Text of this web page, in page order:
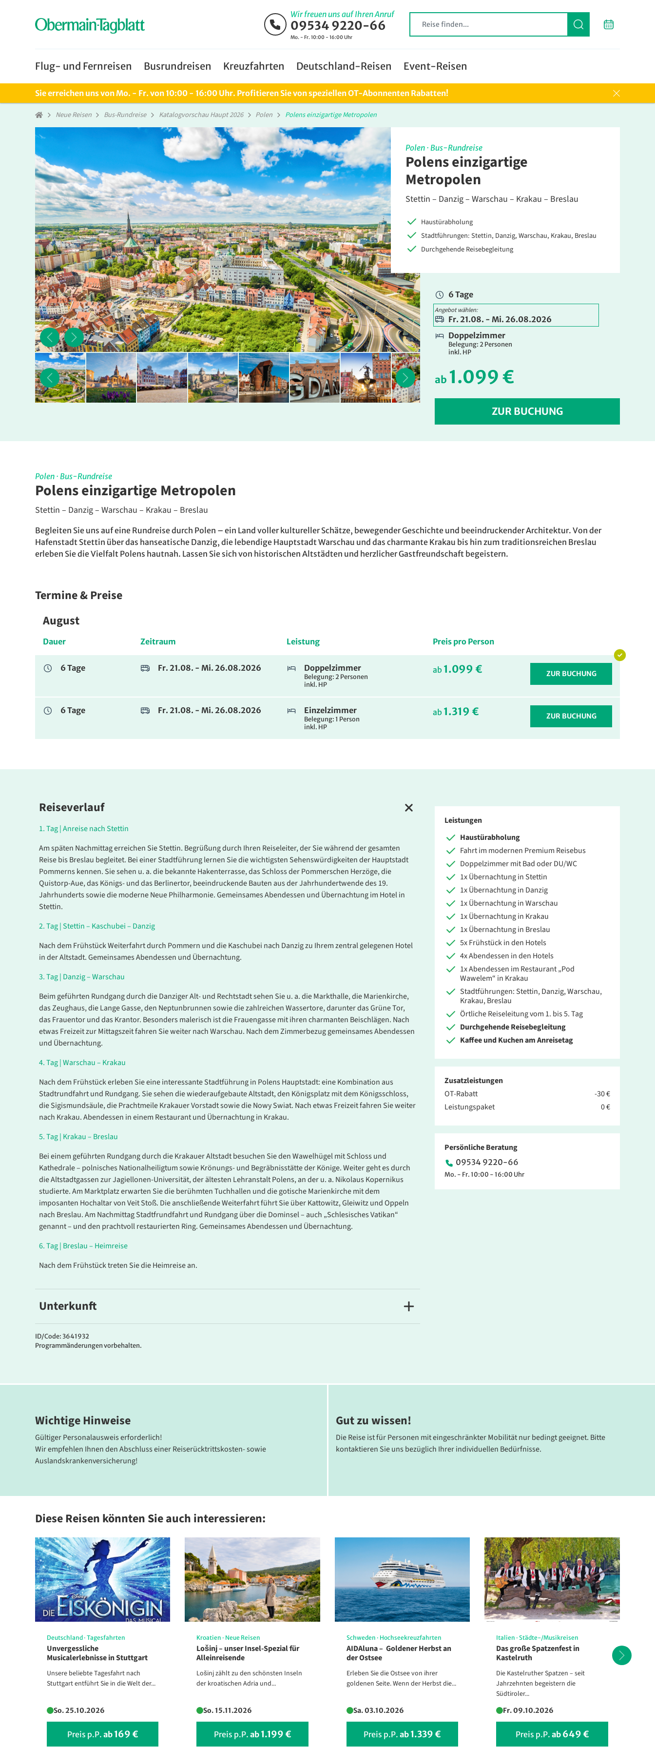
Wir freuen uns auf Ihren Anruf
09534 9220-66
Mo. - Fr. 10:00 - 16:00 Uhr
Flug- und Fernreisen Busrundreisen Kreuzfahrten Deutschland-Reisen Event-Reisen
Sie erreichen uns von Mo. - Fr. von 10:00 - 16:00 Uhr. Profitieren Sie von speziellen OT-Abonnenten Rabatten!
Neue Reisen Bus-Rundreise Katalogvorschau Haupt 2026 Polen Polens einzigartige Metropolen
Panorama der Stadt Stettin
©art08 - stock.adobe.com
Polen · Bus-Rundreise
Polens einzigartige
Metropolen
Stettin – Danzig – Warschau – Krakau – Breslau
Haustürabholung
Stadtführungen: Stettin, Danzig, Warschau, Krakau, Breslau
Durchgehende Reisebegleitung
6 Tage
Angebot wählen:
Fr. 21.08. - Mi. 26.08.2026
Doppelzimmer
Belegung: 2 Personen
inkl. HP
ab 1.099 €
ZUR BUCHUNG
August
Preis pro Person
6 Tage
Fr. 21.08. - Mi.
26.08.2026
Doppelzimmer
Belegung: 2 Personen
inkl. HP
1.099 € ZUR BUCHUNG
6 Tage
Fr. 21.08. - Mi.
Einzelzimmer 1.319 € ZUR BUCHUNG
Polen · Bus-Rundreise
Polens einzigartige Metropolen
Stettin – Danzig – Warschau – Krakau – Breslau
Begleiten Sie uns auf eine Rundreise durch Polen – ein Land voller kultureller Schätze, bewegender Geschichte und beeindruckender Architektur. Von der
Hafenstadt Stettin über das hanseatische Danzig, die lebendige Hauptstadt Warschau und das charmante Krakau bis hin zum traditionsreichen Breslau
erleben Sie die Vielfalt Polens hautnah. Lassen Sie sich von historischen Altstädten und herzlicher Gastfreundschaft begeistern.
Termine & Preise
August
Dauer Zeitraum Leistung Preis pro Person
6 Tage Fr. 21.08. - Mi. 26.08.2026 Doppelzimmer
Belegung: 2 Personen
inkl. HP
ab 1.099 € ZUR BUCHUNG
6 Tage Fr. 21.08. - Mi. 26.08.2026 Einzelzimmer
Belegung: 1 Person
inkl. HP
ab 1.319 € ZUR BUCHUNG
Reiseverlauf
1.Tag |Anreise nach Stettin
Am späten Nachmittag erreichen Sie Stettin. Begrüßung durch Ihren Reiseleiter, der Sie während der gesamten
Reise bis Breslau begleitet. Bei einer Stadtführung lernen Sie die wichtigsten Sehenswürdigkeiten der Hauptstadt
Pommerns kennen. Sie sehen u. a. die bekannte Hakenterrasse, das Schloss der Pommerschen Herzöge, die
Quistorp-Aue, das Königs- und das Berlinertor, beeindruckende Bauten aus der Jahrhundertwende des 19.
Jahrhunderts sowie die moderne Neue Philharmonie. Gemeinsames Abendessen und Übernachtung im Hotel in
Stettin.
2.Tag |Stettin – Kaschubei – Danzig
Nach dem Frühstück Weiterfahrt durch Pommern und die Kaschubei nach Danzig zu Ihrem zentral gelegenen Hotel
in der Altstadt. Gemeinsames Abendessen und Übernachtung.
3.Tag | Danzig – Warschau
Beim geführten Rundgang durch die Danziger Alt- und Rechtstadt sehen Sie u. a. die Markthalle, die Marienkirche,
das Zeughaus, die Lange Gasse, den Neptunbrunnen sowie die zahlreichen Wassertore, darunter das Grüne Tor,
das Frauentor und das Krantor. Besonders malerisch ist die Frauengasse mit ihren charmanten Beischlägen. Nach
etwas Freizeit zur Mittagszeit fahren Sie weiter nach Warschau. Nach dem Zimmerbezug gemeinsames Abendessen
und Übernachtung.
4.Tag |Warschau – Krakau
Nach dem Frühstück erleben Sie eine interessante Stadtführung in Polens Hauptstadt: eine Kombination aus
Stadtrundfahrt und Rundgang. Sie sehen die wiederaufgebaute Altstadt, den Königsplatz mit dem Königsschloss,
die Sigismundsäule, die Prachtmeile Krakauer Vorstadt sowie die Nowy Swiat. Nach etwas Freizeit fahren Sie weiter
nach Krakau. Abendessen in einem Restaurant und Übernachtung in Krakau.
5.Tag | Krakau – Breslau
Bei einem geführten Rundgang durch die Krakauer Altstadt besuchen Sie den Wawelhügel mit Schloss und
Kathedrale – polnisches Nationalheiligtum sowie Krönungs- und Begräbnisstätte der Könige. Weiter geht es durch
die Altstadtgassen zur Jagiellonen-Universität, der ältesten Lehranstalt Polens, an der u. a. Nikolaus Kopernikus
studierte. Am Marktplatz erwarten Sie die berühmten Tuchhallen und die gotische Marienkirche mit dem
imposanten Hochaltar von Veit Stoß. Die anschließende Weiterfahrt führt Sie über Kattowitz, Gleiwitz und Oppeln
nach Breslau. Am Nachmittag Stadtfrundfahrt und Rundgang über die Dominsel – auch „Schlesisches Vatikan“
genannt – und den prachtvoll restaurierten Ring. Gemeinsames Abendessen und Übernachtung.
6.Tag | Breslau – Heimreise
Nach dem Frühstück treten Sie die Heimreise an.
Unterkunft
Ihre Hotels
Sie wohnen in guten 3*/4* Mittelklassehotels bekannter Hotelketten (Mercure/Radisson Blu/Best Western).
ID/Code: 3641932
Programmänderungen vorbehalten.
Leistungen
Haustürabholung
Fahrt im modernen Premium Reisebus
Doppelzimmer mit Bad oder DU/WC
1x Übernachtung in Stettin
1x Übernachtung in Danzig
1x Übernachtung in Warschau
1x Übernachtung in Krakau
1x Übernachtung in Breslau
5x Frühstück in den Hotels
4x Abendessen in den Hotels
1x Abendessen im Restaurant „Pod
Wawelem“ in Krakau
Stadtführungen: Stettin, Danzig, Warschau,
Krakau, Breslau
Örtliche Reiseleitung vom 1. bis 5. Tag
Durchgehende Reisebegleitung
Kaffee und Kuchen am Anreisetag
Zusatzleistungen
OT-Rabatt
-30 €
Leistungspaket
0 €
Persönliche Beratung
09534 9220-66
Mo. - Fr. 10:00 - 16:00 Uhr
Wichtige Hinweise
Gültiger Personalausweis erforderlich!
Wir empfehlen Ihnen den Abschluss einer Reiserücktrittskosten- sowie
Auslandskrankenversicherung!
Gut zu wissen!
Die Reise ist für Personen mit eingeschränkter Mobilität nur bedingt geeignet. Bitte
kontaktieren Sie uns bezüglich Ihrer individuellen Bedürfnisse.
Diese Reisen könnten Sie auch interessieren:
Deutschland · Tagesfahrten
Unvergessliche
Musicalerlebnisse in Stuttgart
Unsere beliebte Tagesfahrt nach
Stuttgart entführt Sie in die Welt der...
So. 25.10.2026
Preis p.P. ab 169 €
Kroatien · Neue Reisen
Lošinj – unser Insel-Spezial für
Alleinreisende
Lošinj zählt zu den schönsten Inseln
der kroatischen Adria und...
So. 15.11.2026
Preis p.P. ab 1.199 €
Schweden · Hochseekreuzfahrten
AIDAluna – Goldener Herbst an
der Ostsee
Erleben Sie die Ostsee von ihrer
goldenen Seite. Wenn der Herbst die...
Sa. 03.10.2026
Preis p.P. ab 1.339 €
Italien ·Städte-/Musikreisen
Das große Spatzenfest in
Kastelruth
Die Kastelruther Spatzen – seit
Jahrzehnten begeistern die
Südtiroler...
Fr. 09.10.2026
Preis p.P. ab 649 €